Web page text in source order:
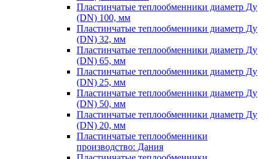
Пластинчатые теплообменники диаметр Ду
(DN) 100, мм
Пластинчатые теплообменники диаметр Ду
(DN) 32, мм
Пластинчатые теплообменники диаметр Ду
(DN) 65, мм
Пластинчатые теплообменники диаметр Ду
(DN) 25, мм
Пластинчатые теплообменники диаметр Ду
(DN) 50, мм
Пластинчатые теплообменники диаметр Ду
(DN) 20, мм
Пластинчатые теплообменники
производство: Дания